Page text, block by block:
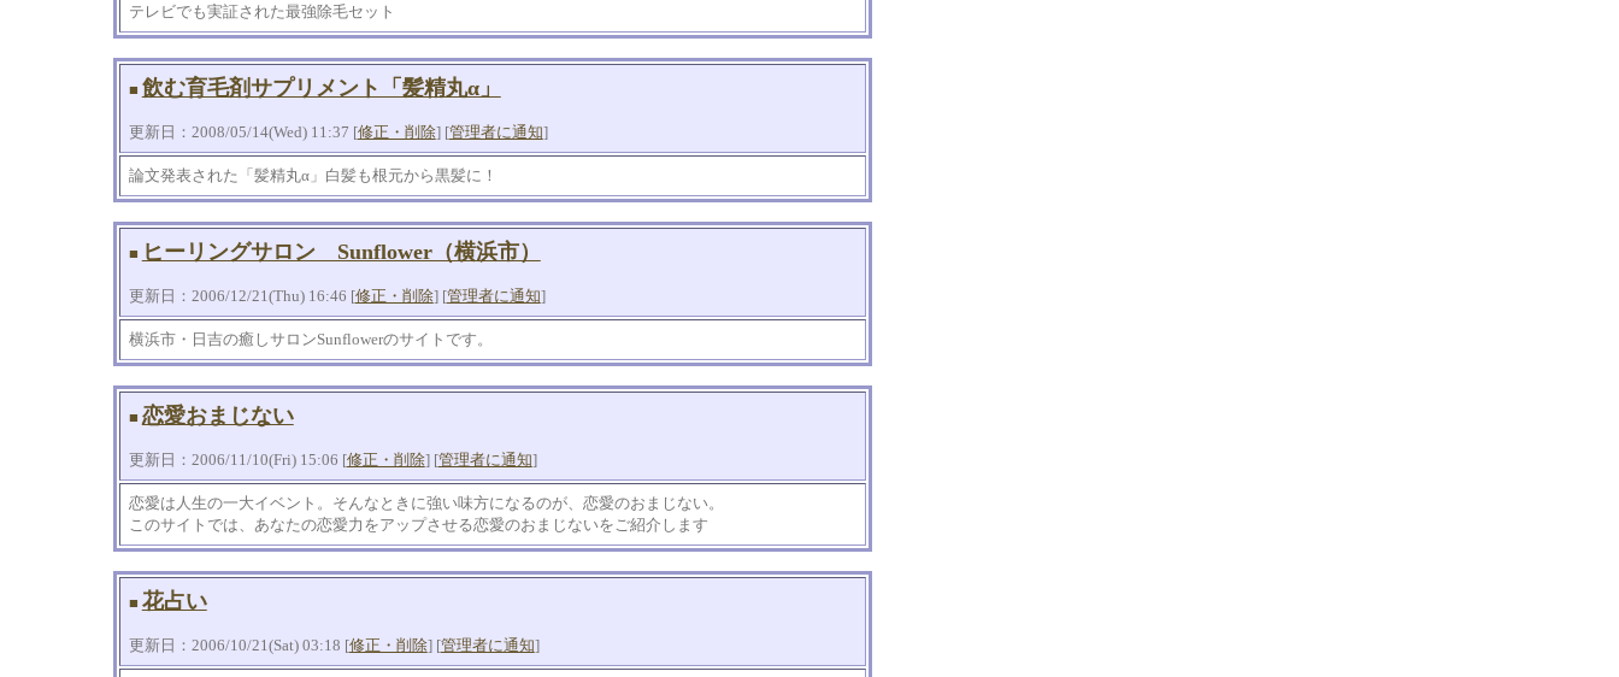
テレビでも実証された最強除毛セット
■ 飲む育毛剤サプリメント「髪精丸α」
更新日：2008/05/14(Wed) 11:37 [修正・削除] [管理者に通知]
論文発表された「髪精丸α」白髪も根元から黒髪に！
■ ヒーリングサロン Sunflower（横浜市）
更新日：2006/12/21(Thu) 16:46 [修正・削除] [管理者に通知]
横浜市・日吉の癒しサロンSunflowerのサイトです。
■ 恋愛おまじない
更新日：2006/11/10(Fri) 15:06 [修正・削除] [管理者に通知]
恋愛は人生の一大イベント。そんなときに強い味方になるのが、恋愛のおまじない。
このサイトでは、あなたの恋愛力をアップさせる恋愛のおまじないをご紹介します
■ 花占い
更新日：2006/10/21(Sat) 03:18 [修正・削除] [管理者に通知]